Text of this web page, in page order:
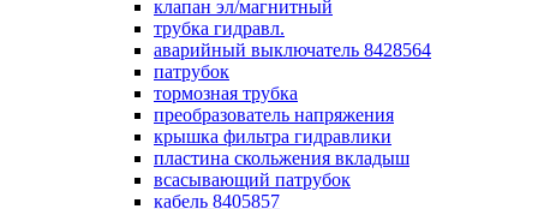
клапан эл/магнитный
трубка гидравл.
аварийный выключатель 8428564
патрубок
тормозная трубка
преобразователь напряжения
крышка фильтра гидравлики
пластина скольжения вкладыш
всасывающий патрубок
кабель 8405857